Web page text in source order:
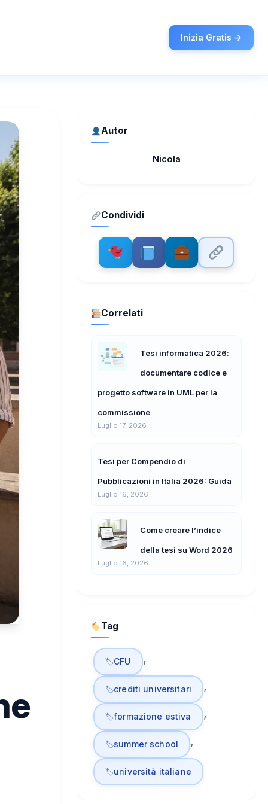
Inizia Gratis →
Autor
Nicola
Condividi
Correlati
Tesi informatica 2026:
documentare codice e
progetto software in UML per la
commissione
Luglio 17, 2026
Tesi per Compendio di
Pubblicazioni in Italia 2026: Guida
Luglio 16, 2026
Come creare l’indice
della tesi su Word 2026
Luglio 16, 2026
Tag
CFU ,
crediti universitari ,
formazione estiva ,
summer school ,
università italiane